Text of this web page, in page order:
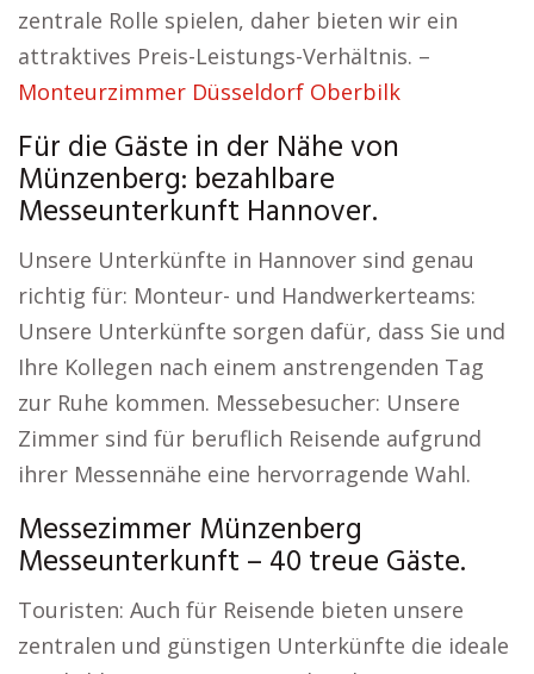
zentrale Rolle spielen, daher bieten wir ein
attraktives Preis-Leistungs-Verhältnis. –
Monteurzimmer Düsseldorf Oberbilk
Für die Gäste in der Nähe von
Münzenberg: bezahlbare
Messeunterkunft Hannover.
Unsere Unterkünfte in Hannover sind genau
richtig für: Monteur- und Handwerkerteams:
Unsere Unterkünfte sorgen dafür, dass Sie und
Ihre Kollegen nach einem anstrengenden Tag
zur Ruhe kommen. Messebesucher: Unsere
Zimmer sind für beruflich Reisende aufgrund
ihrer Messennähe eine hervorragende Wahl.
Messezimmer Münzenberg
Messeunterkunft – 40 treue Gäste.
Touristen: Auch für Reisende bieten unsere
zentralen und günstigen Unterkünfte die ideale